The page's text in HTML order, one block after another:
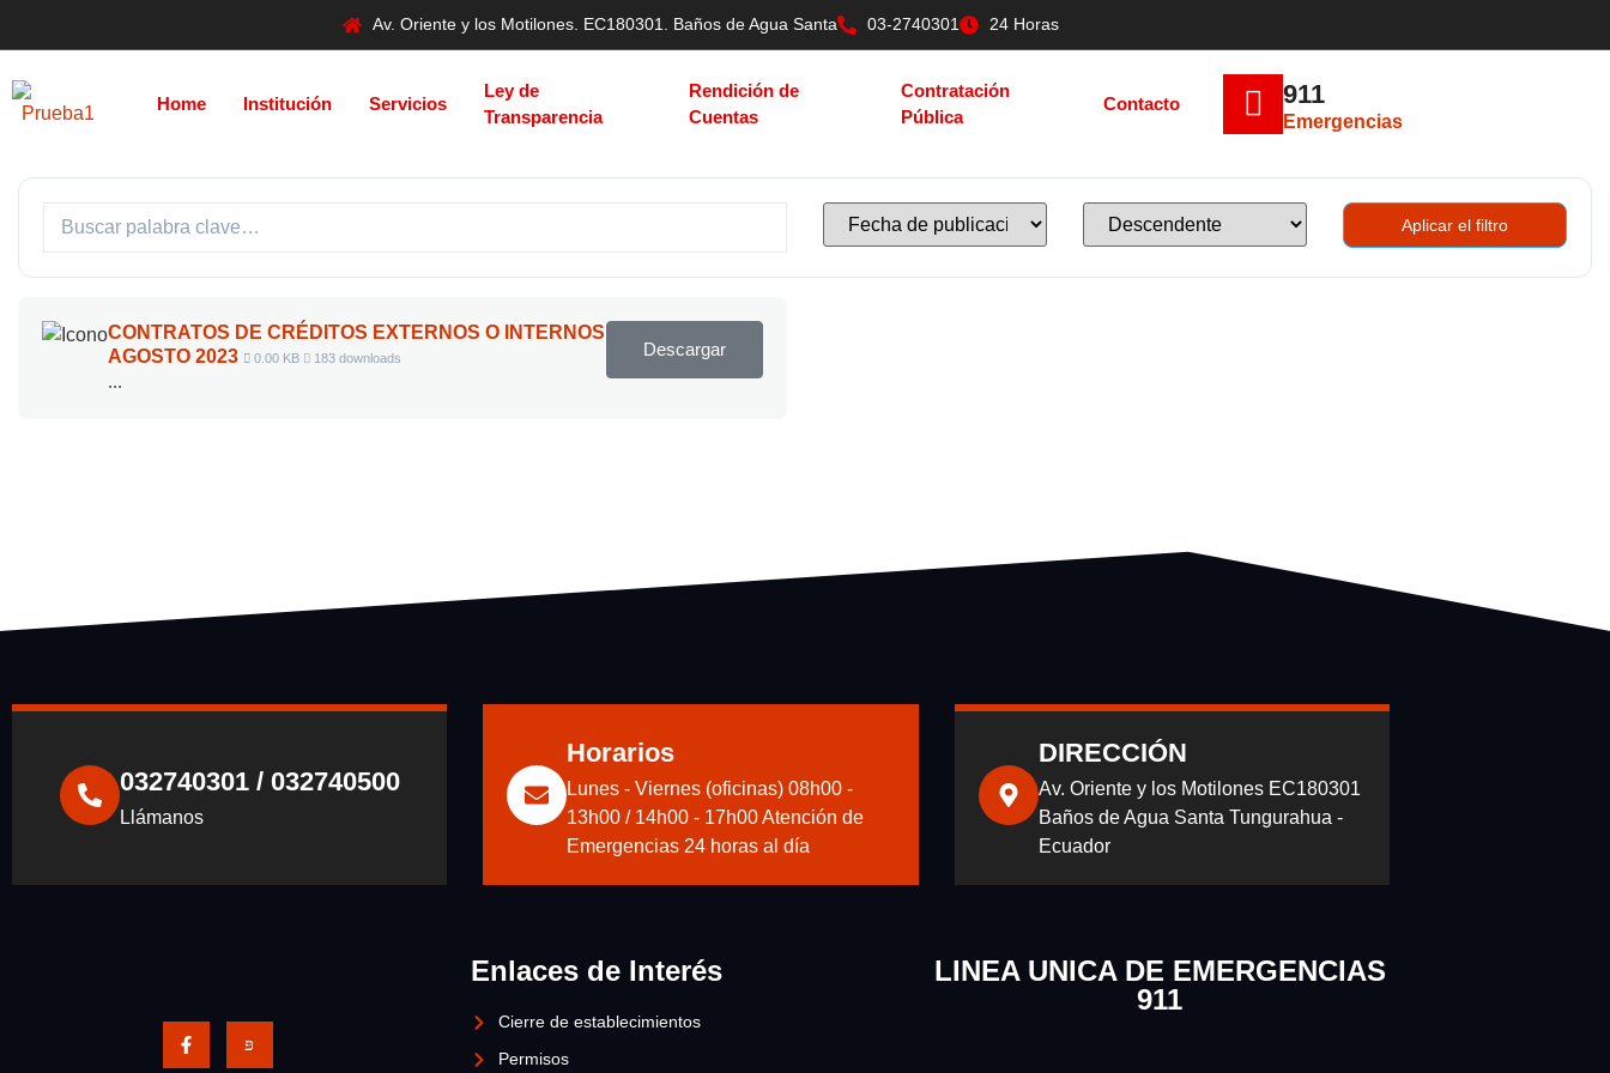
Av. Oriente y los Motilones. EC180301. Baños de Agua Santa 03-2740301 24 Horas
Home Institución Servicios
Ley de
Transparencia
Rendición de
Cuentas
Contratación
Pública
Contacto 911
Emergencias
Aplicar el filtro
CONTRATOS DE CRÉDITOS EXTERNOS O INTERNOS
AGOSTO 2023
0.00 KB 183 downloads
...
Descargar
032740301 / 032740500
Llámanos
Horarios
Lunes - Viernes (oficinas) 08h00 -
13h00 / 14h00 - 17h00 Atención de
Emergencias 24 horas al día
DIRECCIÓN
Av. Oriente y los Motilones EC180301
Baños de Agua Santa Tungurahua -
Ecuador
Enlaces de Interés
Cierre de establecimientos
Permisos
LINEA UNICA DE EMERGENCIAS
911